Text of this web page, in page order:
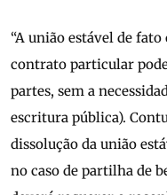
“A união estável de
contrato particular
partes, sem a
escritura pública).
dissolução da união
no caso de partilha de